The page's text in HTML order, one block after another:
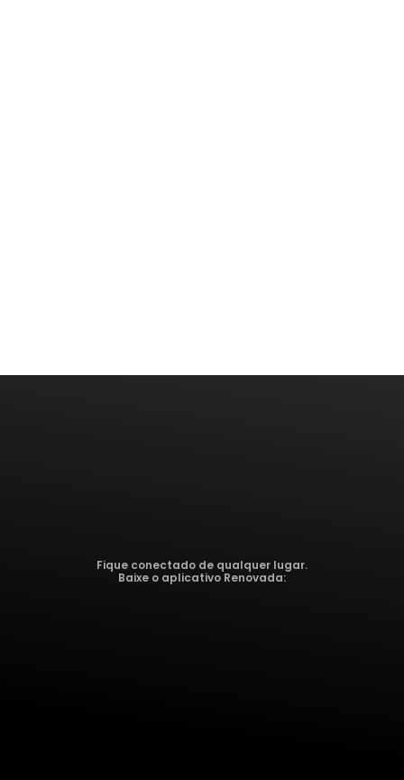
Fique conectado de qualquer lugar.
Baixe o aplicativo Renovada: